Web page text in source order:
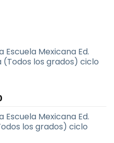
Escuela Mexicana Ed.
(Todos los grados) ciclo
El
actual
es:
Escuela Mexicana Ed.
los grados) ciclo